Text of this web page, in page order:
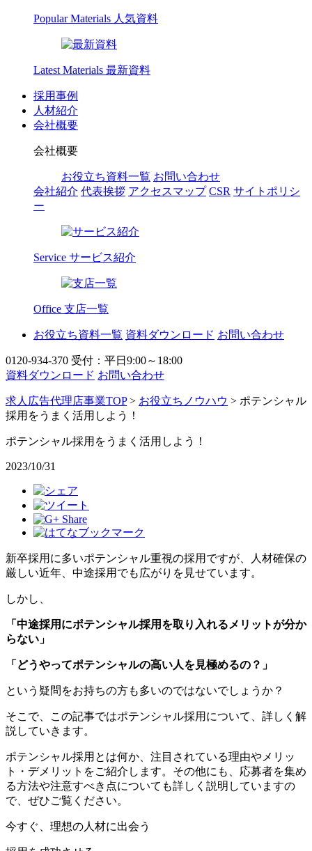
Popular Materials 人気資料
Latest Materials 最新資料
採用事例
人材紹介
会社概要
会社概要
お役立ち資料一覧 お問い合わせ
会社紹介 代表挨拶 アクセスマップ CSR サイトポリシ
ー
Service サービス紹介
Office 支店一覧
お役立ち資料一覧 資料ダウンロード お問い合わせ
0120-934-370 受付：平日9:00～18:00
資料ダウンロード お問い合わせ
求人広告代理店事業TOP> お役立ちノウハウ > ポテンシャル
採用をうまく活用しよう！
ポテンシャル採用をうまく活用しよう！
2023/10/31
新卒採用に多いポテンシャル重視の採用ですが、人材確保の
厳しい近年、中途採用でも広がりを見せています。
しかし、
「中途採用にポテンシャル採用を取り入れるメリットが分か
らない」
「どうやってポテンシャルの高い人を見極めるの？」
という疑問をお持ちの方も多いのではないでしょうか？
そこで、この記事ではポテンシャル採用について、詳しく解
説していきます。
ポテンシャル採用とは何か、注目されている理由やメリッ
ト・デメリットをご紹介します。その他にも、応募者を集め
る方法や注意すべき点についても詳しく説明していますの
で、ぜひご覧ください。
今すぐ、理想の人材に出会う